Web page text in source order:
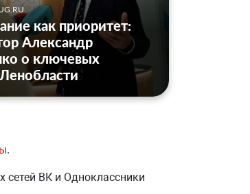
как приоритет:
Александр
о ключевых
.
сетей ВК и Одноклассники